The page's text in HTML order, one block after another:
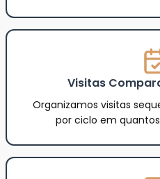
Visitas
Organizamos visitas
por ciclo em